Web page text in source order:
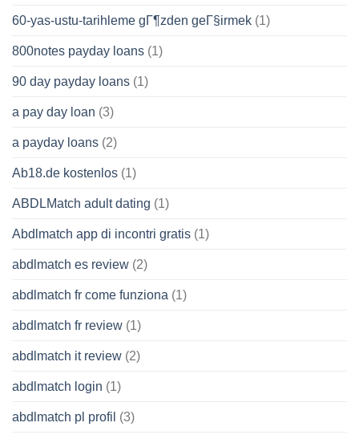
60-yas-ustu-tarihleme gГ¶zden geГ§irmek (1)
800notes payday loans (1)
90 day payday loans (1)
a pay day loan (3)
a payday loans (2)
Ab18.de kostenlos (1)
ABDLMatch adult dating (1)
Abdlmatch app di incontri gratis (1)
abdlmatch es review (2)
abdlmatch fr come funziona (1)
abdlmatch fr review (1)
abdlmatch it review (2)
abdlmatch login (1)
abdlmatch pl profil (3)